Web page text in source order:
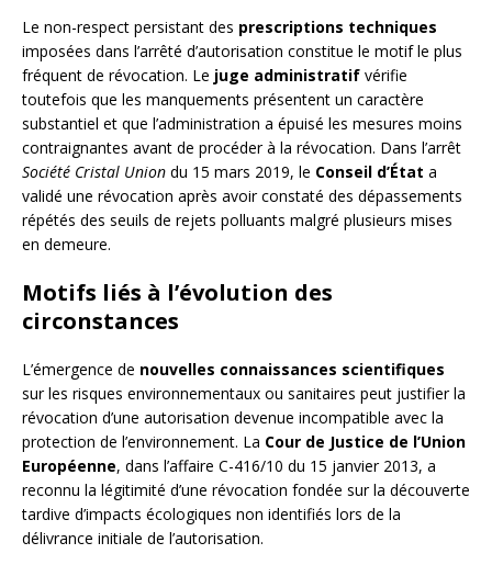
Le non-respect persistant des prescriptions techniques
imposées dans l’arrêté d’autorisation constitue le motif le plus
fréquent de révocation. Le juge administratif vérifie
toutefois que les manquements présentent un caractère
substantiel et que l’administration a épuisé les mesures moins
contraignantes avant de procéder à la révocation. Dans l’arrêt
Société Cristal Union du 15 mars 2019, le Conseil d’État a
validé une révocation après avoir constaté des dépassements
répétés des seuils de rejets polluants malgré plusieurs mises
en demeure.
Motifs liés à l’évolution des
circonstances
L’émergence de nouvelles connaissances scientifiques
sur les risques environnementaux ou sanitaires peut justifier la
révocation d’une autorisation devenue incompatible avec la
protection de l’environnement. La Cour de Justice de l’Union
Européenne, dans l’affaire C-416/10 du 15 janvier 2013, a
reconnu la légitimité d’une révocation fondée sur la découverte
tardive d’impacts écologiques non identifiés lors de la
délivrance initiale de l’autorisation.